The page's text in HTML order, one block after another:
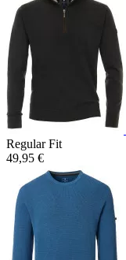
Regular Fit
49,95 €